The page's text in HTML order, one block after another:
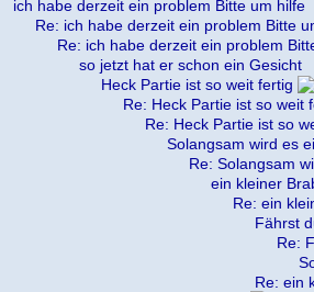
ich habe derzeit ein problem Bitte um hilfe
Re: ich habe derzeit ein problem Bitte
Re: ich habe derzeit ein problem
so jetzt hat er schon ein Gesicht
Heck Partie ist so weit fertig
Re: Heck Partie ist so weit
Re: Heck Partie ist so
Solangsam wird es
Re: Solangsam
ein kleiner
Re: ein
Fährst
Re:
Re: ein